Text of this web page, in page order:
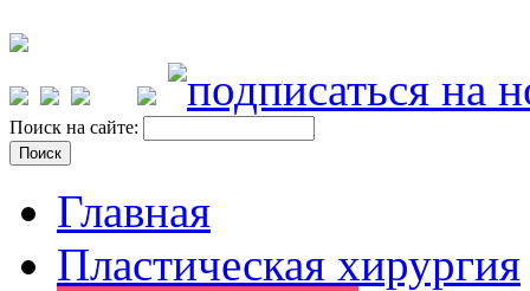
Поиск на сайте:
Главная
Пластическая хирургия